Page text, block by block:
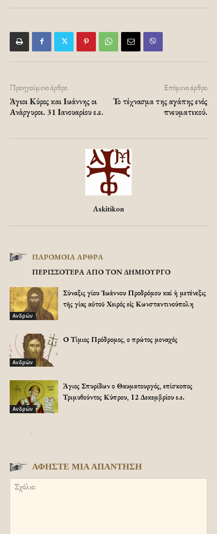
Προηγούμενο άρθρο
Άγιοι Κύρος και Ιωάννης οι
Ανάργυροι. 31 Ιανουαρίου ε.ε.
Επόμενο άρθρο
Το τέχνασμα της αγάπης ενός
πνευματικού.
Askitikon
ΠΑΡΟΜΟΙΑ ΑΡΘΡΑ
ΠΕΡΙΣΣΟΤΕΡΑ ΑΠΟ ΤΟΝ ΔΗΜΙΟΥΡΓΟ
Ανδρών
Σύναξις Ἁγίου Ἰωάννου Προδρόμου καί ἡ μετένεξις
τῆς Ἁγίας αὐτοῦ Χειρός εἰς Κωνσταντινούπολη
Ανδρών
Ο Τίμιος Πρόδρομος, ο πρώτος μοναχός
Ανδρών
Άγιος Σπυρίδων ο Θαυματουργός, επίσκοπος
Τριμυθούντος Κύπρου, 12 Δεκεμβρίου ε.ε.
ΑΦΗΣΤΕ ΜΙΑ ΑΠΑΝΤΗΣΗ